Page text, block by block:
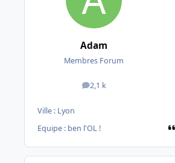
Adam
Membres Forum
2,1 k
messages
Ville : Lyon
Equipe : ben l'OL !